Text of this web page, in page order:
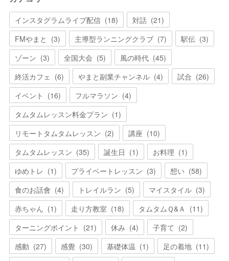
インスタグラムライブ配信 (18) 対話 (21)
FMやまと (3) 主導型ランニングクラブ (7) 駅伝 (3)
ゾーン (3) 全国大会 (5) 風の時代 (45)
終活カフェ (6) やまと副業チャンネル (4) 試合 (26)
イベント (16) フルマラソン (4)
タムタムレッスン料金プラン (1)
リモートタムタムレッスン (2) 講座 (10)
タムタムレッスン (35) 誕生日 (1) お料理 (1)
ゆめトレ (1) プライベートレッスン (3) 想い (58)
食のお話會 (4) トレイルラン (5) マイスタイル (3)
赤ちゃん (1) 走り方教室 (18) タムタムＱ&Ａ (11)
ターニングポイント (21) 休み (4) 子育て (2)
感動 (27) 感覺 (30) 基礎体温 (1) 足の着地 (11)